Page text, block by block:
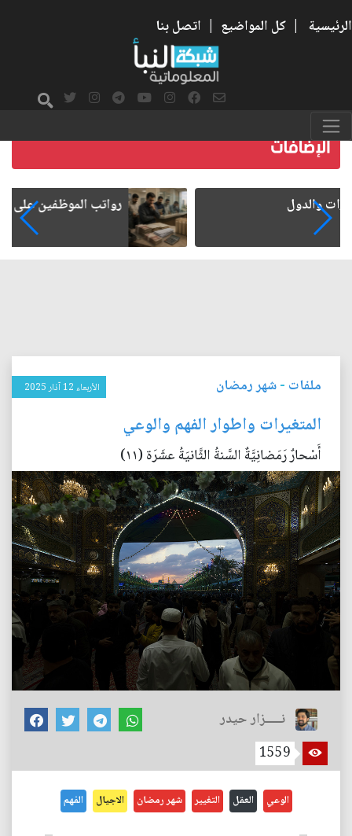
الرئيسية | كل المواضيع | اتصل بنا
رواتب الموظفين على صفيح ساخن
ملفات -شهر رمضان الأربعاء 12 آذار 2025
المتغيرات واطوار الفهم والوعي
أَسْحارٌ رَمَضانِيَّةٌ السَّنةُ الثَّانيَةُ عشَرَة (١١)
نـــــزار حيدر
1559
الوعي العقل التغيير شهر رمضان الاجيال الفهم